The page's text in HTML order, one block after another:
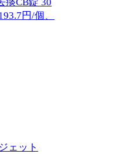
痰CB錠 30
円/個、
ェット